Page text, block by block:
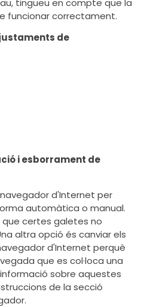
tingueu en compte que la
funcionar correctament.
de
i esborrament de
d'Internet per
automàtica o manual.
certes galetes no
altra opció és canviar els
d'Internet perquè
que es col·loca una
sobre aquestes
de la secció